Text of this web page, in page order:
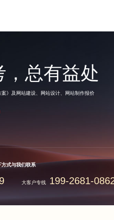
，总有益处
》及网站建设、网站设计、网站制作报价
方式与我们联系
大客户专线 199-2681-